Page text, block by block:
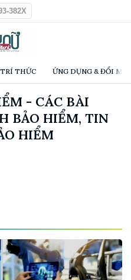
382X
THỨC ỨNG DỤNG & ĐỔI
- CÁC BÀI
BẢO HIỂM, TIN
HIỂM